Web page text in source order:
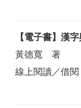
【電子書】漢
黃德寬 著
線上閱讀／借閱